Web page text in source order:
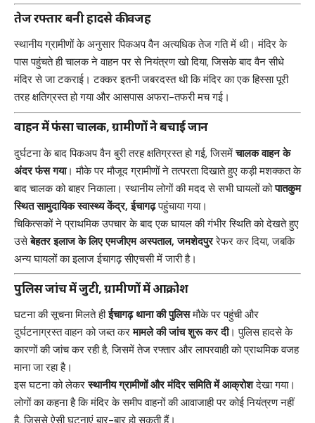
तेज रफ्तार बनी हादसे की वजह
स्थानीय ग्रामीणों के अनुसार पिकअप वैन अत्यधिक तेज गति में थी। मंदिर के
पास पहुंचते ही चालक ने वाहन पर से नियंत्रण खो दिया, जिसके बाद वैन सीधे
मंदिर से जा टकराई। टक्कर इतनी जबरदस्त थी कि मंदिर का एक हिस्सा पूरी
तरह क्षतिग्रस्त हो गया और आसपास अफरा-तफरी मच गई।
वाहन में फंसा चालक, ग्रामीणों ने बचाई जान
दुर्घटना के बाद पिकअप वैन बुरी तरह क्षतिग्रस्त हो गई, जिसमेंचालक वाहन के
अंदर फंस गया। मौके पर मौजूद ग्रामीणों ने तत्परता दिखाते हुए कड़ी मशक्कत के
बाद चालक को बाहर निकाला। स्थानीय लोगों की मदद से सभी घायलों कोपातकुम
स्थित सामुदायिक स्वास्थ्य केंद्र, ईचागढ़पहुंचाया गया।
चिकित्सकों ने प्राथमिक उपचार के बाद एक घायल की गंभीर स्थिति को देखते हुए
उसेबेहतर इलाज के लिए एमजीएम अस्पताल, जमशेदपुररेफर कर दिया, जबकि
अन्य घायलों का इलाज ईचागढ़ सीएचसी में जारी है।
पुलिस जांच में जुटी, ग्रामीणों में आक्रोश
घटना की सूचना मिलते हीईचागढ़ थाना की पुलिसमौके पर पहुंची और
दुर्घटनाग्रस्त वाहन को जब्त करमामले की जांच शुरू कर दी। पुलिस हादसे के
कारणों की जांच कर रही है, जिसमें तेज रफ्तार और लापरवाही को प्राथमिक वजह
माना जा रहा है।
इस घटना को लेकरस्थानीय ग्रामीणों और मंदिर समिति में आक्रोशदेखा गया।
लोगों का कहना है कि मंदिर के समीप वाहनों की आवाजाही पर कोई नियंत्रण नहीं